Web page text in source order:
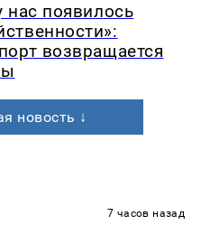
нас появилось
возвращается
новость ↓
7 часов назад